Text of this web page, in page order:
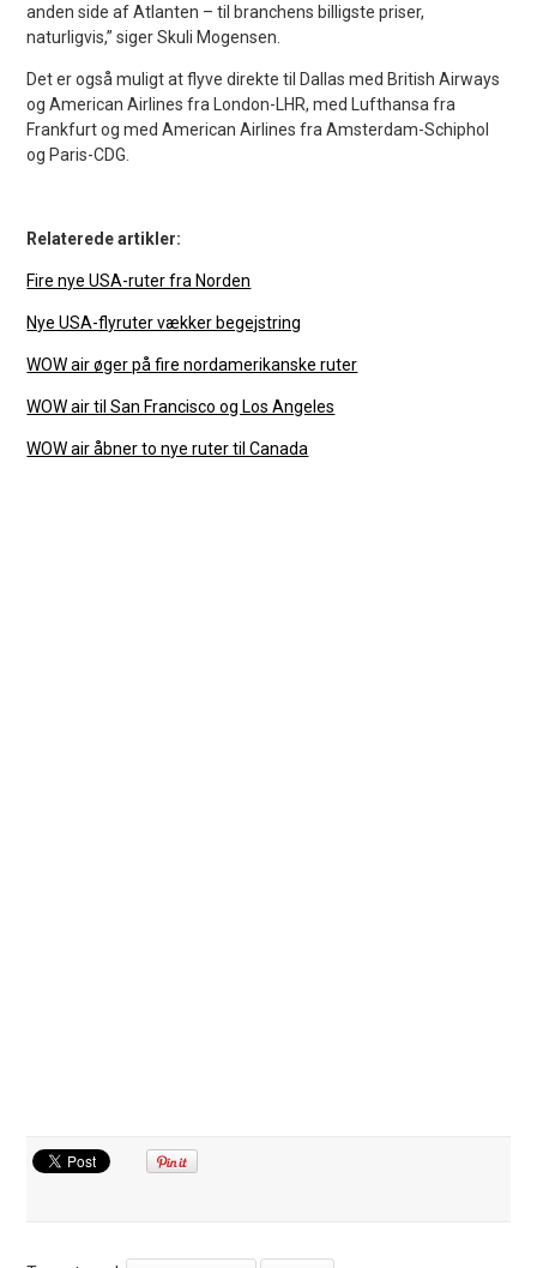
anden side af Atlanten – til branchens billigste priser,
naturligvis,” siger Skuli Mogensen.
Det er også muligt at flyve direkte til Dallas med British Airways
og American Airlines fra London-LHR, med Lufthansa fra
Frankfurt og med American Airlines fra Amsterdam-Schiphol
og Paris-CDG.
Relaterede artikler:
Fire nye USA-ruter fra Norden
Nye USA-flyruter vækker begejstring
WOW air øger på fire nordamerikanske ruter
WOW air til San Francisco og Los Angeles
WOW air åbner to nye ruter til Canada